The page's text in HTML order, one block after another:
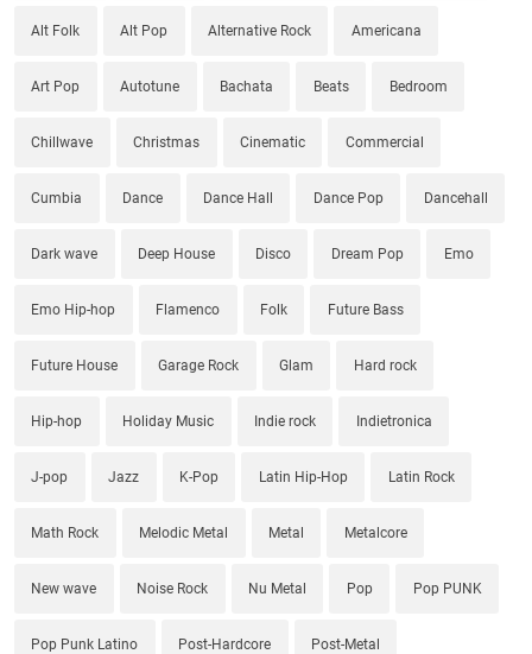
Alt Folk Alt Pop Alternative Rock Americana
Art Pop Autotune Bachata Beats Bedroom
Chillwave Christmas Cinematic Commercial
Cumbia Dance Dance Hall Dance Pop Dancehall
Dark wave Deep House Disco Dream Pop Emo
Emo Hip-hop Flamenco Folk Future Bass
Future House Garage Rock Glam Hard rock
Hip-hop Holiday Music Indie rock Indietronica
J-pop Jazz K-Pop Latin Hip-Hop Latin Rock
Math Rock Melodic Metal Metal Metalcore
New wave Noise Rock Nu Metal Pop Pop PUNK
Pop Punk Latino Post-Hardcore Post-Metal